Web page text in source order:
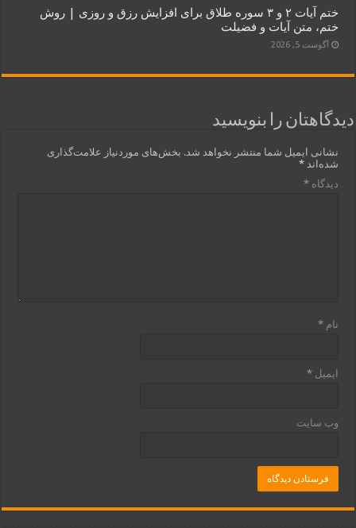
ختم آیات ۲ و ۳ سوره طلاق برای افزایش رزق و روزی | روش
ختم، متن آیات و فضیلت
آگوست 5, 2026
دیدگاهتان را بنویسید
نشانی ایمیل شما منتشر نخواهد شد. بخش‌های موردنیاز علامت‌گذاری
شده‌اند*
دیدگاه*
نام*
ایمیل*
وب‌ سایت